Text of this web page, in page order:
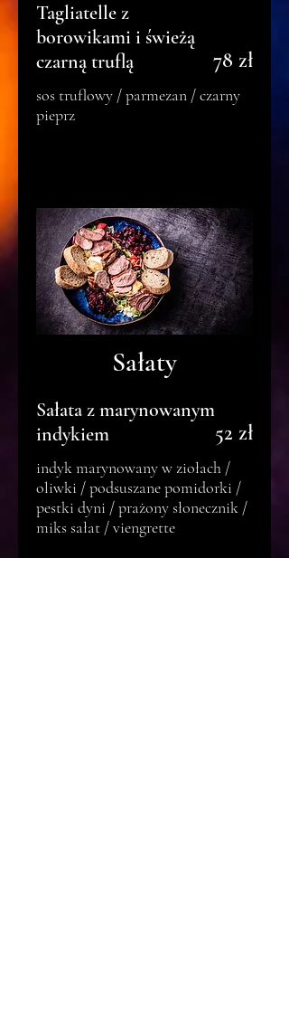
Tagliatelle z
borowikami i świeżą
czarną truflą
sos truflowy / parmezan / czarny
pieprz
78 zł
Sałaty
Sałata z marynowanym
indykiem
indyk marynowany w ziołach /
oliwki / podsuszane pomidorki /
pestki dyni / prażony słonecznik /
miks sałat / viengrette
52 zł